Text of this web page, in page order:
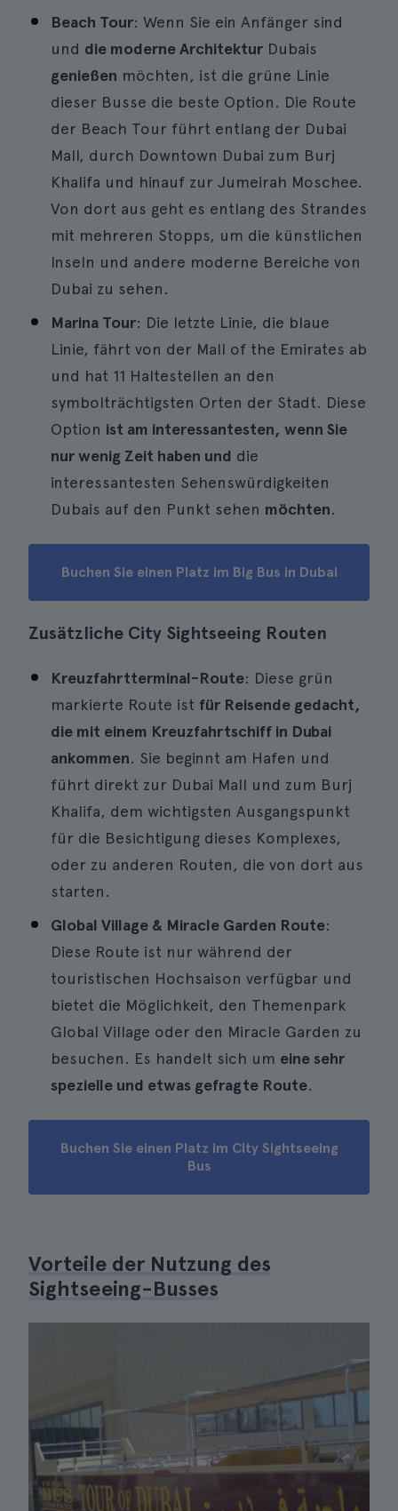
Beach Tour: Wenn Sie ein Anfänger sind
und die moderne Architektur Dubais
genießen möchten, ist die grüne Linie
dieser Busse die beste Option. Die Route
der Beach Tour führt entlang der Dubai
Mall, durch Downtown Dubai zum Burj
Khalifa und hinauf zur Jumeirah Moschee.
Von dort aus geht es entlang des Strandes
mit mehreren Stopps, um die künstlichen
Inseln und andere moderne Bereiche von
Dubai zu sehen.
Marina Tour: Die letzte Linie, die blaue
Linie, fährt von der Mall of the Emirates ab
und hat 11 Haltestellen an den
symbolträchtigsten Orten der Stadt. Diese
Option ist am interessantesten, wenn Sie
nur wenig Zeit haben und die
interessantesten Sehenswürdigkeiten
Dubais auf den Punkt sehen möchten.
Buchen Sie einen Platz im Big Bus in Dubai
Zusätzliche City Sightseeing Routen
Kreuzfahrtterminal-Route: Diese grün
markierte Route ist für Reisende gedacht,
die mit einem Kreuzfahrtschiff in Dubai
ankommen. Sie beginnt am Hafen und
führt direkt zur Dubai Mall und zum Burj
Khalifa, dem wichtigsten Ausgangspunkt
für die Besichtigung dieses Komplexes,
oder zu anderen Routen, die von dort aus
starten.
Global Village & Miracle Garden Route:
Diese Route ist nur während der
touristischen Hochsaison verfügbar und
bietet die Möglichkeit, den Themenpark
Global Village oder den Miracle Garden zu
besuchen. Es handelt sich um eine sehr
spezielle und etwas gefragte Route.
Buchen Sie einen Platz im City Sightseeing
Bus
Vorteile der Nutzung des
Sightseeing-Busses